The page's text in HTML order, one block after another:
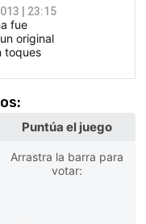
| 23:15
fue
original
toques
Puntúa el juego
Arrastra la barra para
votar: